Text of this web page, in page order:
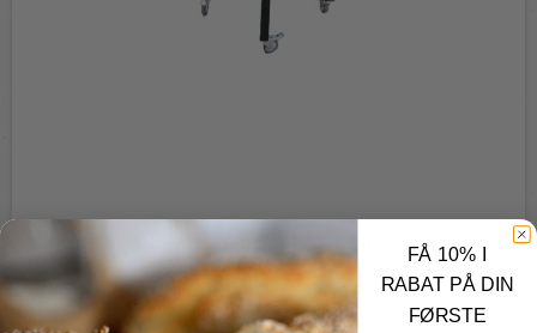
Kamado Grill - Grøn model 49,5 cm.
Kamado
KG02
FÅ 10% I
RABAT PÅ DIN
FØRSTE